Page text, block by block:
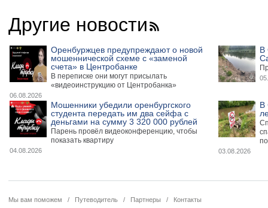
Другие новости
Оренбуржцев предупреждают о новой
мошеннической схеме с «заменой
счета» в Центробанке
В переписке они могут присылать
«видеоинструкцию от Центробанка»
06.08.2026
В
Мошенники убедили оренбургского
студента передать им два сейфа с
деньгами на сумму 3 320 000 рублей
Парень провёл видеоконференцию, чтобы
показать квартиру
04.08.2026
В
03.08.2026
Мы вам поможем / Путеводитель / Партнеры / Контакты